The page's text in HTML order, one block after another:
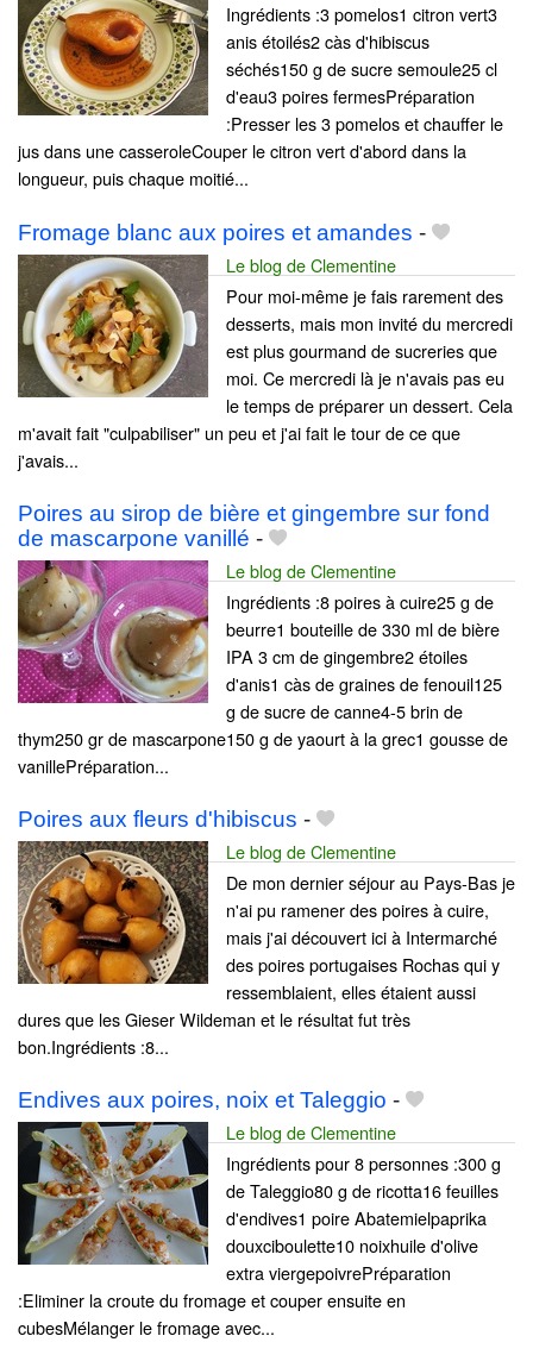
Ingrédients :3 pomelos1 citron vert3
anis étoilés2 càs d'hibiscus
séchés150 g de sucre semoule25 cl
d'eau3 poires fermesPréparation
:Presser les 3 pomelos et chauffer le
jus dans une casseroleCouper le citron vert d'abord dans la
longueur, puis chaque moitié...
Fromage blanc aux poires et amandes -
Le blog de Clementine
Pour moi-même je fais rarement des
desserts, mais mon invité du mercredi
est plus gourmand de sucreries que
moi. Ce mercredi là je n'avais pas eu
le temps de préparer un dessert. Cela
m'avait fait "culpabiliser" un peu et j'ai fait le tour de ce que
j'avais...
Poires au sirop de bière et gingembre sur fond
de mascarpone vanillé -
Le blog de Clementine
Ingrédients :8 poires à cuire25 g de
beurre1 bouteille de 330 ml de bière
IPA 3 cm de gingembre2 étoiles
d'anis1 càs de graines de fenouil125
g de sucre de canne4-5 brin de
thym250 gr de mascarpone150 g de yaourt à la grec1 gousse de
vanillePréparation...
Poires aux fleurs d'hibiscus -
Le blog de Clementine
De mon dernier séjour au Pays-Bas je
n'ai pu ramener des poires à cuire,
mais j'ai découvert ici à Intermarché
des poires portugaises Rochas qui y
ressemblaient, elles étaient aussi
dures que les Gieser Wildeman et le résultat fut très
bon.Ingrédients :8...
Endives aux poires, noix et Taleggio -
Le blog de Clementine
Ingrédients pour 8 personnes :300 g
de Taleggio80 g de ricotta16 feuilles
d'endives1 poire Abatemielpaprika
douxciboulette10 noixhuile d'olive
extra viergepoivrePréparation
:Eliminer la croute du fromage et couper ensuite en
cubesMélanger le fromage avec...